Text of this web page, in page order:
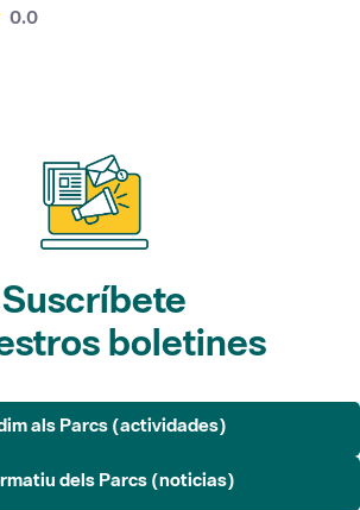
0.0La valoración media es de 0 estrellas de
Suscríbete
boletines
als Parcs (actividades)
dels Parcs (noticias)